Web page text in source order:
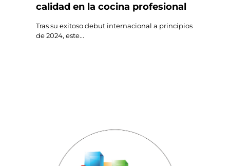
calidad en la cocina profesional
Tras su exitoso debut internacional a principios
de 2024, este...